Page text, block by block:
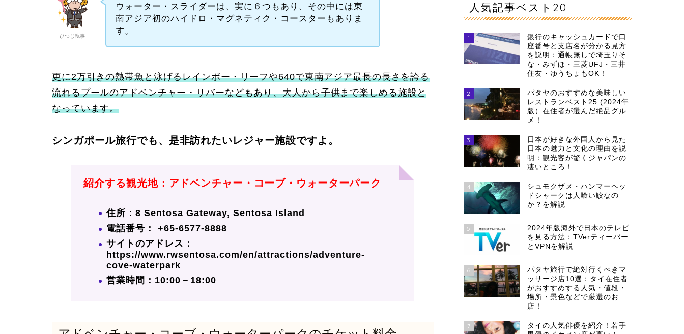
ひつじ執事
ウォーター・スライダーは、実に６つもあり、その中には東
南アジア初のハイドロ・マグネティク・コースターもありま
す。
更に2万引きの熱帯魚と泳げるレインボー・リーフや640で東南アジア最長の長さを誇る
流れるプールのアドベンチャー・リバーなどもあり、大人から子供まで楽しめる施設と
なっています。
シンガポール旅行でも、是非訪れたいレジャー施設ですよ。
紹介する観光地：アドベンチャー・コーブ・ウォーターパーク
住所：8 Sentosa Gateway, Sentosa Island
電話番号： +65-6577-8888
サイトのアドレス：
https://www.rwsentosa.com/en/attractions/adventure-
cove-waterpark
営業時間：10:00－18:00
人気記事ベスト20
1
銀行のキャッシュカードで口
座番号と支店名が分かる見方
を説明：通帳無しで埼玉りそ
な・みずほ・三菱UFJ・三井
住友・ゆうちょもOK！
2
パタヤのおすすめな美味しい
レストランベスト25 (2024年
版）在住者が選んだ絶品グル
メ！
3
日本が好きな外国人から見た
日本の魅力と文化の理由を説
明：観光客が驚くジャパンの
凄いところ！
4
シュモクザメ・ハンマーヘッ
ドシャークは人喰い鮫なの
か？を解説
5
2024年版海外で日本のテレビ
を見る方法：TVerティーバー
とVPNを解説
6
パタヤ旅行で絶対行くべきマ
ッサージ店10選：タイ在住者
がおすすめする人気・値段・
場所・景色などで厳選のお
店！
7
タイの人気俳優を紹介！若手